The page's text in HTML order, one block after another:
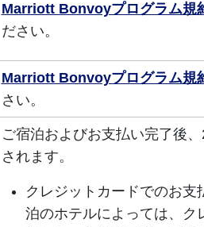
Marriott Bonvoyプログラム規
ださい。
Marriott Bonvoyプログラム規
さい。
ご宿泊およびお支払い完了後
されます。
クレジットカードでのお支
泊のホテルによっては、ク